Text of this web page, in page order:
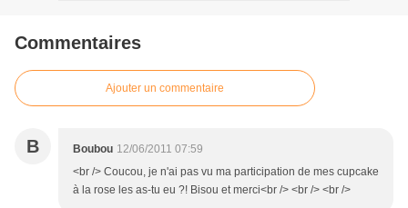
Commentaires
Ajouter un commentaire
B Boubou 12/06/2011 07:59
<br /> Coucou, je n'ai pas vu ma participation de mes cupcake
à la rose les as-tu eu ?! Bisou et merci<br /> <br /> <br />